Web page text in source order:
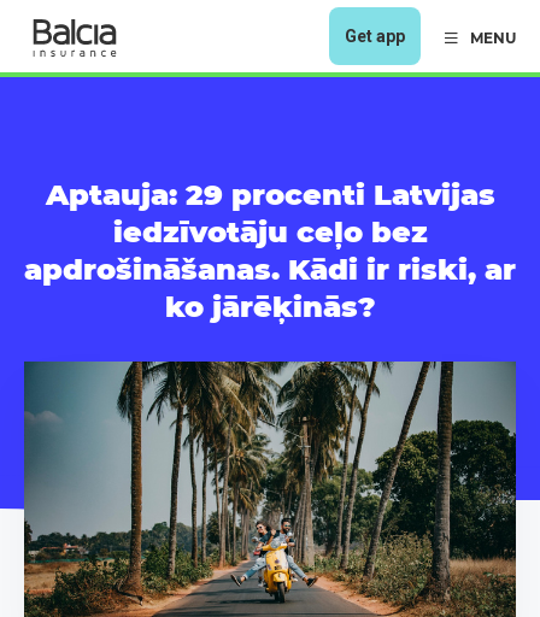
Get app MENU
Aptauja: 29 procenti Latvijas
iedzīvotāju ceļo bez
apdrošināšanas. Kādi ir riski, ar
ko jārēķinās?